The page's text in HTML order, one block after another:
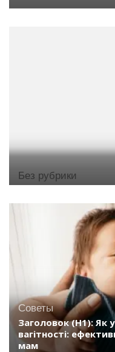
Без рубрики
Советы
Заголовок (H1): Як
вагітності:
мам